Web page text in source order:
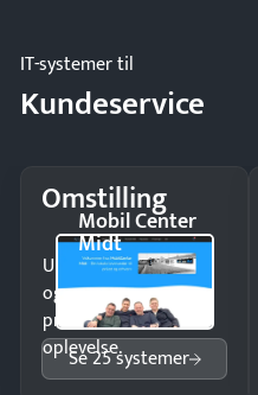
IT-systemer til
Kundeservice
Omstilling
Mobil Center
Midt
Undgå tabte opkald
og giv kunderne en
professionel
oplevelse.
Se 25 systemer